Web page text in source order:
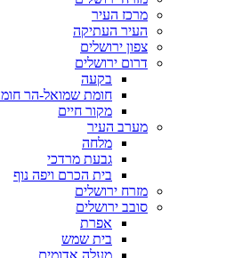
מרכז העיר
העיר העתיקה
צפון ירושלים
דרום ירושלים
בקעה
חומת שמואל-הר חומה
מקור חיים
מערב העיר
מלחה
גבעת מרדכי
בית הכרם ויפה נוף
מזרח ירושלים
סובב ירושלים
אפרת
בית שמש
מעלה אדומים